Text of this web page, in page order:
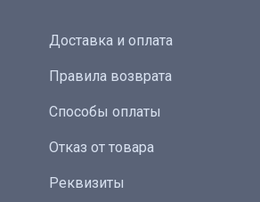
Отказ от товара
Реквизиты
Способы оплаты
Доставка и оплата
Правила возврата